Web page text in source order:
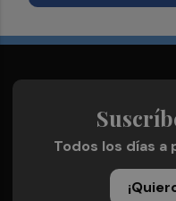
Todos los días a